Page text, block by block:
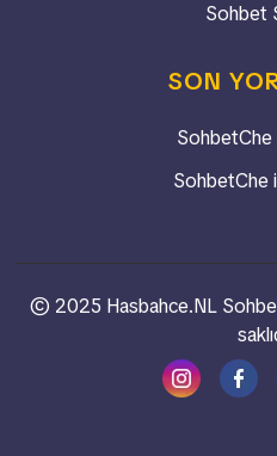
Sohbet
SON
SohbetChe
SohbetChe
© 2025 Hasbahce.NL